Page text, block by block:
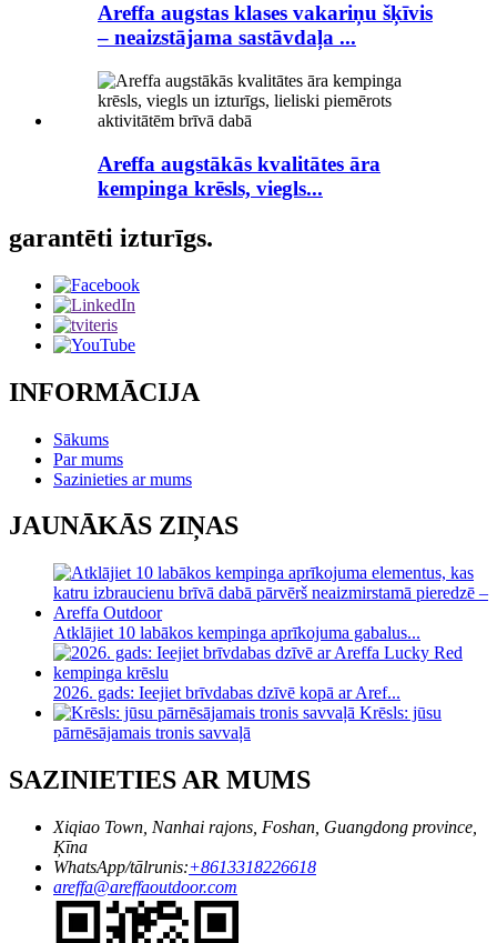
Areffa augstas klases vakariņu šķīvis
– neaizstājama sastāvdaļa ...
Areffa augstākās kvalitātes āra
kempinga krēsls, viegls...
garantēti izturīgs.
INFORMĀCIJA
Sākums
Par mums
Sazinieties ar mums
JAUNĀKĀS ZIŅAS
Atklājiet 10 labākos kempinga aprīkojuma gabalus...
2026. gads: Ieejiet brīvdabas dzīvē kopā ar Aref...
Krēsls: jūsu
pārnēsājamais tronis savvaļā
SAZINIETIES AR MUMS
Xiqiao Town, Nanhai rajons, Foshan, Guangdong province,
Ķīna
WhatsApp/tālrunis:+8613318226618
areffa@areffaoutdoor.com